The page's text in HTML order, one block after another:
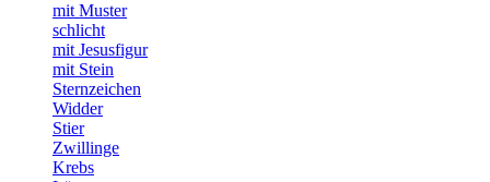
mit Muster
schlicht
mit Jesusfigur
mit Stein
Sternzeichen
Widder
Stier
Zwillinge
Krebs